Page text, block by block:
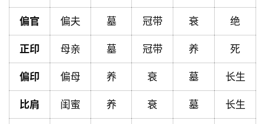
首
页
偏官 偏夫 墓 冠带 衰 绝
正印 母亲 墓 冠带 养 死
偏印 偏母 养 衰 墓 长生
比肩 闺蜜 养 衰 墓 长生